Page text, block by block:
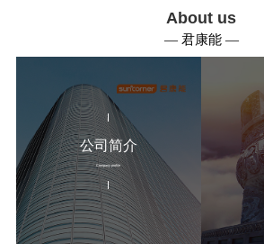
About us
— 君康能 —
公司简介
Company profile